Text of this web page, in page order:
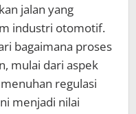
jalan yang
industri otomotif.
bagaimana proses
mulai dari aspek
regulasi
menjadi nilai